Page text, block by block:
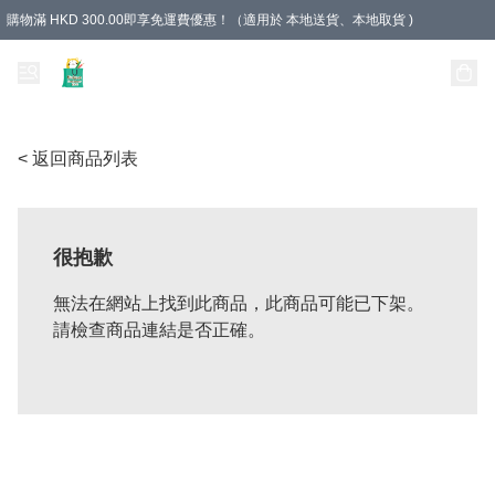
購物滿 HKD 300.00即享免運費優惠！（適用於 本地送貨、本地取貨 )
< 返回商品列表
很抱歉
無法在網站上找到此商品，此商品可能已下架。
請檢查商品連結是否正確。